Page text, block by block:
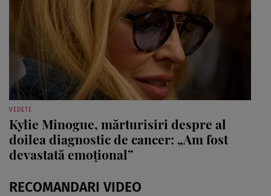
VEDETE
Kylie Minogue, mărturisiri despre al
doilea diagnostic de cancer: „Am fost
devastată emoțional”
RECOMANDARI VIDEO